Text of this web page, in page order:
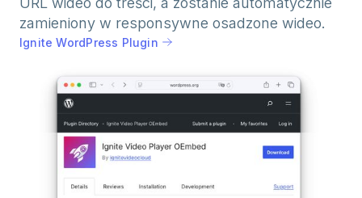
zamieniony w responsywne osadzone wideo.
Ignite WordPress Plugin